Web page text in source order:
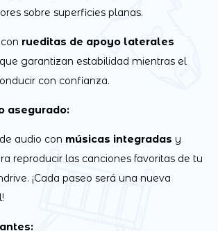
sobre superficies planas.
rueditas de apoyo laterales
que garantizan estabilidad mientras el
con confianza.
asegurado:
audio con músicas integradas y
reproducir las canciones favoritas de tu
¡Cada paseo será una nueva